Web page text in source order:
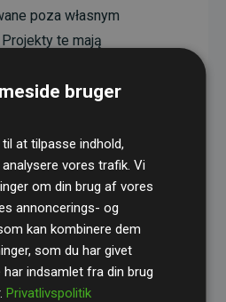
poza własnym
te mają
szacowanych
przez stronę internetową.
weryfikowane przez
ich wysoką jakość,
klimat oraz pełną
projektach
bruger
at tilpasse indhold,
vores trafik. Vi
om din brug af vores
annoncerings- og
kan kombinere dem
som du har givet
indsamlet fra din brug
Privatlivspolitik